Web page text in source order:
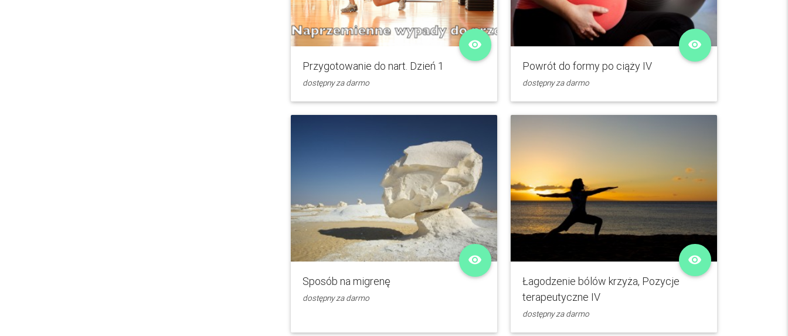
Przygotowanie do nart. Dzień 1
remove_red_eye
dostępny za darmo
Powrót do formy po ciąży IV
remove_red_eye
dostępny za darmo
Sposób na migrenę
remove_red_eye
dostępny za darmo
Łagodzenie bólów krzyża, Pozycje
terapeutyczne IV
remove_red_eye
dostępny za darmo